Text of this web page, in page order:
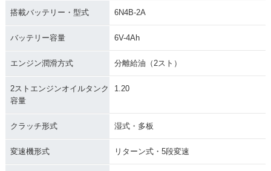
搭載バッテリー・型式 6N4B-2A
バッテリー容量 6V-4Ah
エンジン潤滑方式 分離給油（2スト）
2ストエンジンオイルタンク
容量
1.20
クラッチ形式 湿式・多板
変速機形式 リターン式・5段変速